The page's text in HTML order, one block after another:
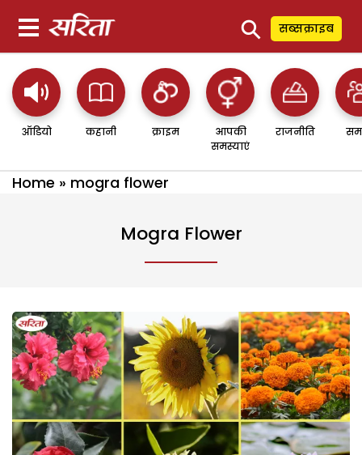
⚲ सब्सक्राइब
ऑडियो कहानी क्राइम
आपकी
समस्याएं
राजनीति
Home » mogra flower
Mogra Flower